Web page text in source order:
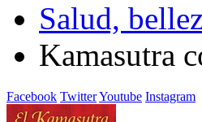
Salud,
Kamasutra
Facebook TwitterYoutube Instagram